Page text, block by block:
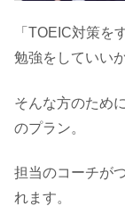
「TOEIC対策を
勉強をしていい
そんな方のため
のプラン。
担当のコーチが
れます。